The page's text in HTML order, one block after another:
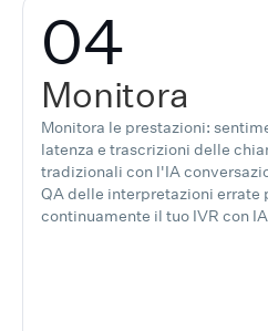
04
Monitora
Monitora le prestazioni:
latenza e trascrizioni delle
tradizionali con l'IA
QA delle interpretazioni errate
continuamente il tuo IVR con